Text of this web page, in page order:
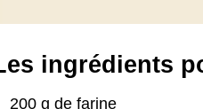
ingrédients
200 g de farine